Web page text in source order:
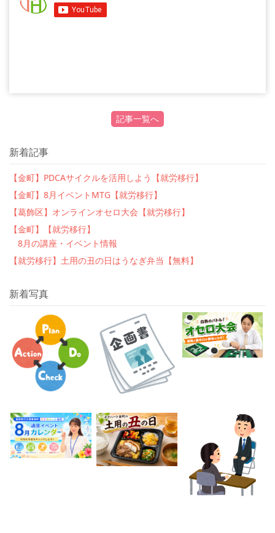
記事一覧へ
新着記事
【金町】PDCAサイクルを活用しよう【就労移行】
【金町】8月イベントMTG【就労移行】
【葛飾区】オンラインオセロ大会【就労移行】
【金町】【就労移行】
8月の講座・イベント情報
【就労移行】土用の丑の日はうなぎ弁当【無料】
新着写真